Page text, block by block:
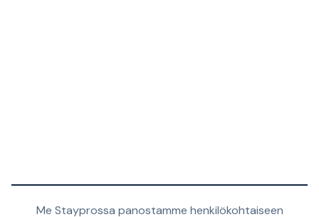
Me Stayprossa panostamme henkilökohtaiseen